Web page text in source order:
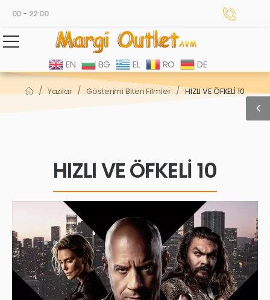
- 22:00
EN BG EL RO DE
/ Yazılar / Gösterimi Biten Filmler / HIZLI VE ÖFKELİ 10
HIZLI VE ÖFKELİ 10